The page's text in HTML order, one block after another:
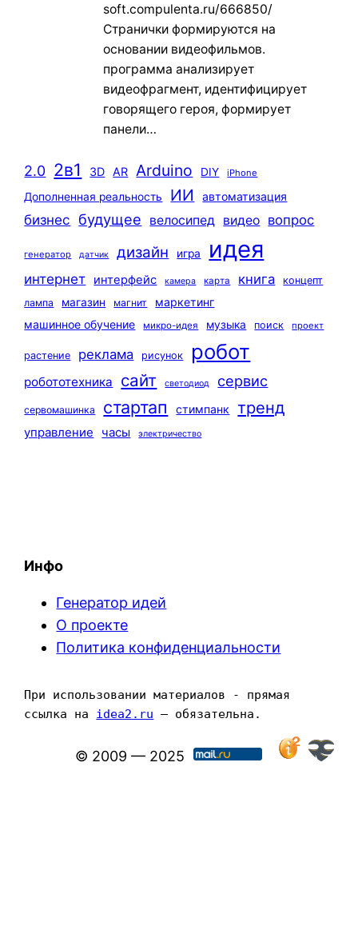
soft.compulenta.ru/666850/
Странички формируются на
основании видеофильмов.
программа анализирует
видеофрагмент, идентифицирует
говорящего героя, формирует
панели…
2.0 2в1 3D AR Arduino DIY iPhone
Дополненная реальность ИИ автоматизация
бизнес будущее велосипед видео вопрос
генератор датчик дизайн игра идея
интернет интерфейс камера карта книга
концепт
лампа
магазин магнит
маркетинг
машинное обучение
микро-идея музыка поиск проект
растение реклама рисунок робот
робототехника сайт светодиод сервис
сервомашинка стартап стимпанк тренд
управление часы электричество
Инфо
Генератор идей
О проекте
Политика конфиденциальности
При использовании материалов - прямая
ссылка на idea2.ru — обязательна.
© 2009 — 2025